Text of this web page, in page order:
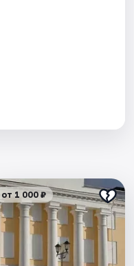
от 1 000 ₽